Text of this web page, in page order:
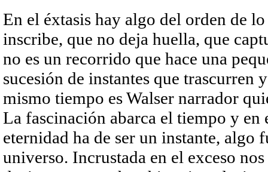
En el éxtasis hay algo del orden de
inscribe, que no deja huella, que
no es un recorrido que hace una
sucesión de instantes que trascurren
mismo tiempo es Walser narrador
La fascinación abarca el tiempo y en
eternidad ha de ser un instante,
universo. Incrustada en el exceso